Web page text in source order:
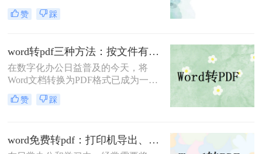
文档的稳定性和兼容性，便于分享和
打印。那么word转pdf怎么转免费呢？
赞 踩
word转pdf三种方法：按文件有没有图片和公式分开选！
在数字化办公日益普及的今天，将
Word文档转换为PDF格式已成为一项
基本且重要的技能。PDF格式因其跨
平台兼容性、格式稳定性和安全性，
三种将Word转换为PDF的方法。
赞 踩
word免费转pdf：打印机导出、Word自带、在线工具三选一！